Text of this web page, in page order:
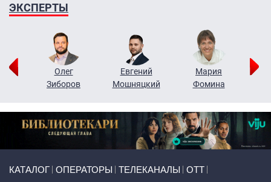
ЭКСПЕРТЫ
Олег
Зиборов
Евгений
Мошняцкий
Мария
Фомина
КАТАЛОГ ОПЕРАТОРЫ ТЕЛЕКАНАЛЫ ОТТ